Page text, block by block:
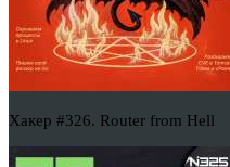
Хакер #326. Router from Hell